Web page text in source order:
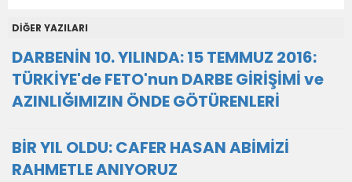
DİĞER YAZILARI
DARBENİN 10. YILINDA: 15 TEMMUZ 2016:
TÜRKİYE'de FETO'nun DARBE GİRİŞİMİ ve
AZINLIĞIMIZIN ÖNDE GÖTÜRENLERİ
BİR YIL OLDU: CAFER HASAN ABİMİZİ
RAHMETLE ANIYORUZ